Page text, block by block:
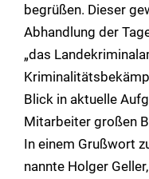
begrüßen. Dieser
Abhandlung der
„das
Blick in aktuelle
Mitarbeiter großen
In einem Grußwort
nannte Holger